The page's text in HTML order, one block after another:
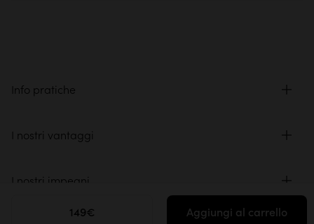
149€ Aggiungi al carrello
Info pratiche
I nostri vantaggi
I nostri impegni